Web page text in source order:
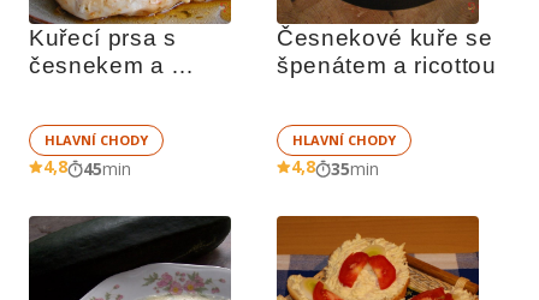
Kuřecí prsa s
česnekem a
HLAVNÍ CHODY
4,8 45min
Česnekové kuře se
špenátem a ricottou
HLAVNÍ CHODY
4,8 35min